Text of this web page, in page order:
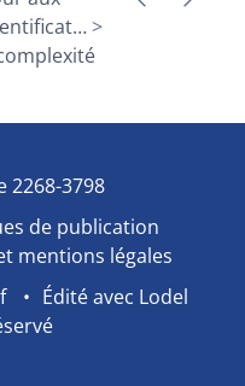
…
2268-3798
de publication
mentions légales
Édité avec Lodel